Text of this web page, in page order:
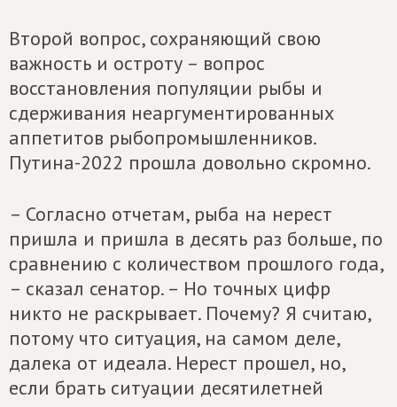
Второй вопрос, сохраняющий свою
важность и остроту – вопрос
восстановления популяции рыбы и
сдерживания неаргументированных
аппетитов рыбопромышленников.
Путина-2022 прошла довольно скромно.
– Согласно отчетам, рыба на нерест
пришла и пришла в десять раз больше, по
сравнению с количеством прошлого года,
– сказал сенатор. – Но точных цифр
никто не раскрывает. Почему? Я считаю,
потому что ситуация, на самом деле,
далека от идеала. Нерест прошел, но,
если брать ситуации десятилетней